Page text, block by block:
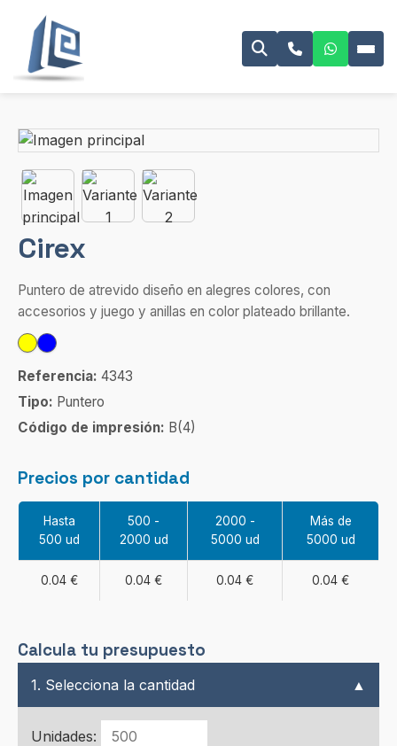
Cirex
Puntero de atrevido diseño en alegres colores, con
accesorios y juego y anillas en color plateado brillante.
Referencia: 4343
Tipo: Puntero
Código de impresión: B(4)
Precios por cantidad
Hasta
500 ud
500 -
2000 ud
2000 -
5000 ud
Más de
5000 ud
0.04 € 0.04 € 0.04 € 0.04 €
Calcula tu presupuesto
1. Selecciona la cantidad ▲
Unidades: